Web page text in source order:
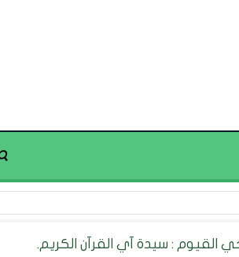
القيوم : سيدة آي القرآن الكريم.